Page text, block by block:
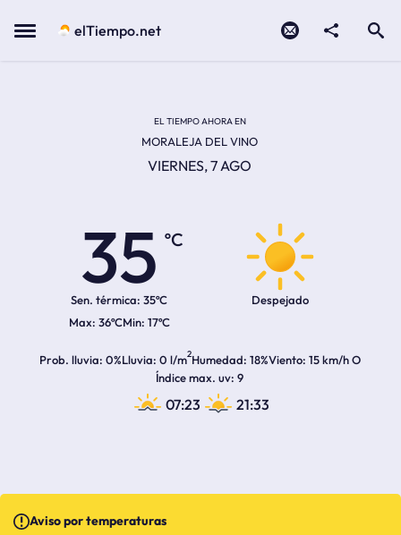
Menu elTiempo.net
EL TIEMPO AHORA EN
MORALEJA DEL VINO
VIERNES, 7 AGO
35
ºC
Sen. térmica: 35ºC
36ºC 17ºC
Despejado
Prob. lluvia 0%Lluvia 0 l/m2Humedad 18%Viento 15 km/h O
Índice max. uv 9
07:23 21:33
Aviso por temperaturas